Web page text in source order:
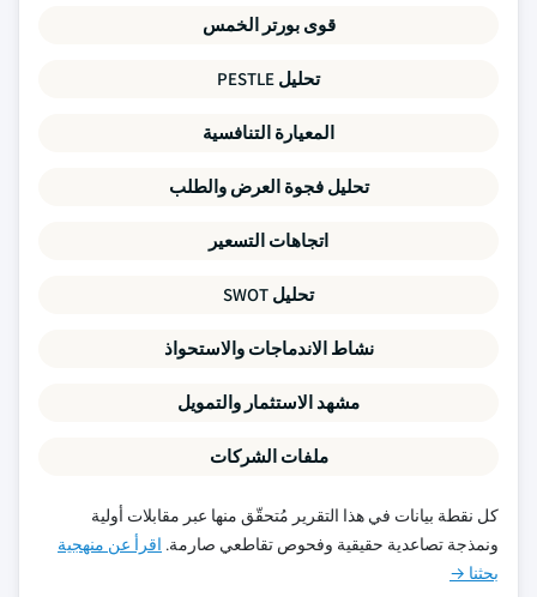
قوى بورتر الخمس
تحليل PESTLE
المعيارة التنافسية
تحليل فجوة العرض والطلب
اتجاهات التسعير
تحليل SWOT
نشاط الاندماجات والاستحواذ
مشهد الاستثمار والتمويل
ملفات الشركات
كل نقطة بيانات في هذا التقرير مُتحقّق منها عبر مقابلات أولية
ونمذجة تصاعدية حقيقية وفحوص تقاطعي صارمة. اقرأ عن منهجية
بحثنا →